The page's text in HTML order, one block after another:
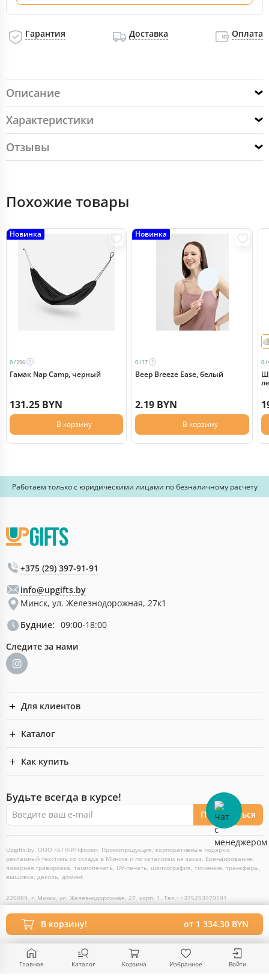
Главная Каталог Корзина Избранное Войти
В корзину! от 1 334.30 BYN
Гарантия Доставка Оплата
Описание
Характеристики
Отзывы
Похожие товары
Новинка
0 /296
Гамак Nap Camp, черный
131.25 BYN
В корзину
Новинка
0 /17
Веер Breeze Ease, белый
2.19 BYN
В корзину
0 /
Работаем только с юридическими лицами по безналичному расчету
+375 (29) 397-91-91
info@upgifts.by
Минск, ул. Железнодорожная, 27к1
Будние: 09:00-18:00
Следите за нами
Для клиентов
Каталог
Как купить
Будьте всегда в курсе!
Подписаться
Upgifts.by. ООО «БТН-ИНформ», Промопродукция, корпоративные подарки,
рекламный текстиль со склада в Минске и по каталогам на заказ. Брендирование:
лазерная гравировка, тампопечать, UV-печать, шелкография, тиснение, трансферы,
вышивка, деколь, доминг.
220089, г. Минск, ул. Железнодорожная, 27, корп. 1. Тел.: +375293979191
2026 Пожалуйста, обратите внимание, этот сайт оптовый и его предложения
предназначены только для компаний и ИП.
Выбор настроек Cookie
Разработка сайта — SLAM